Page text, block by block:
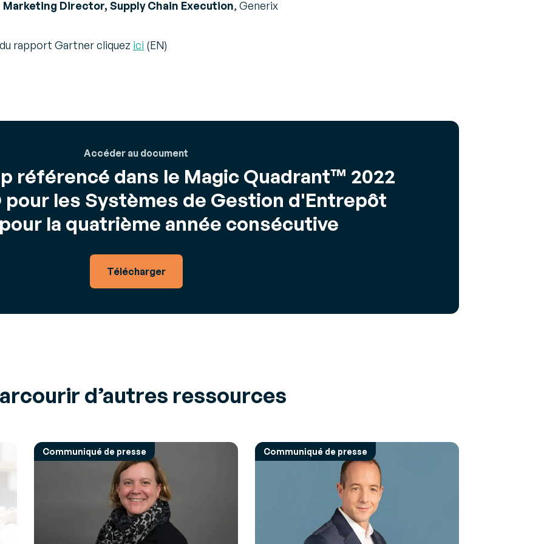
Director, Supply Chain Execution, Generix
rapport Gartner cliquez ici (EN)
Accéder au document
référencé dans le Magic Quadrant™ 2022
les Systèmes de Gestion d'Entrepôt
la quatrième année consécutive
Télécharger
d’autres ressources
Communiqué de presse Communiqué de presse